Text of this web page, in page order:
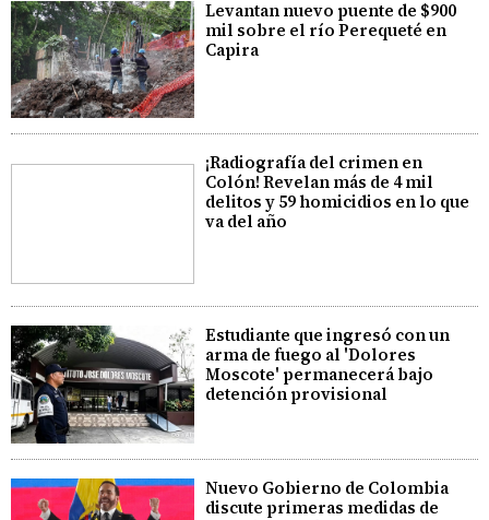
Levantan nuevo puente de $900
mil sobre el río Perequeté en
Capira
¡Radiografía del crimen en
Colón! Revelan más de 4 mil
delitos y 59 homicidios en lo que
va del año
Estudiante que ingresó con un
arma de fuego al 'Dolores
Moscote' permanecerá bajo
detención provisional
Nuevo Gobierno de Colombia
discute primeras medidas de